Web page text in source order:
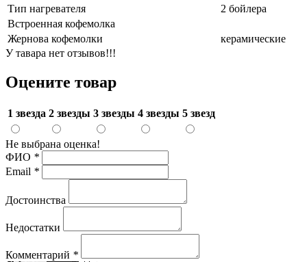
Тип нагревателя
2 бойлера
Встроенная кофемолка
Жернова кофемолки
керамические
У тавара нет отзывов!!!
Оцените товар
1 звезда 2 звезды 3 звезды 4 звезды 5 звезд
Не выбрана оценка!
ФИО *
Email *
Достоинства
Недостатки
Комментарий *